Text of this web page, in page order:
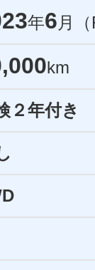
年6 月
km
２年付き